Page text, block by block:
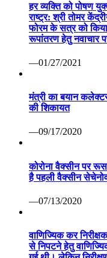
हर व्यक्ति को पोषण
राष्ट्र: श्री तोमर
फोरम के सत्र को किया
रूपांतरण हेतु नवाचार
—01/27/2021
मंत्री का बयान
की शिकायत
—09/17/2020
कोरोना वैक्सीन पर
है पहली वैक्सीन
—07/13/2020
वाणिज्यिक कर
से निपटने हेतु